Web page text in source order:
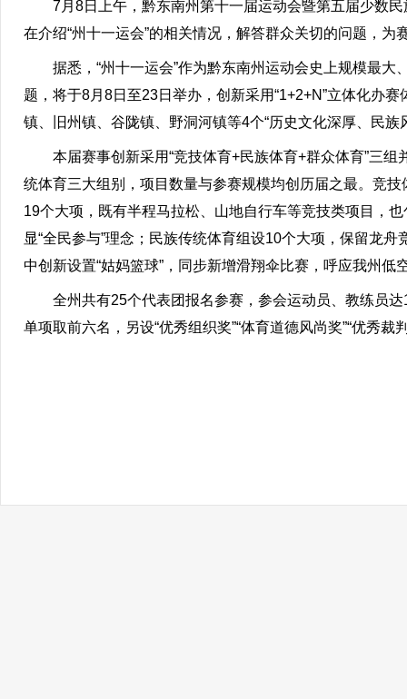
7月8日上午，黔东南州第十一届运动会暨第五届少数
在介绍“州十一运会”的相关情况，解答群众关切的问题，为
据悉，“州十一运会”作为黔东南州运动会史上规模最
题，将于8月8日至23日举办，创新采用“1+2+N”立体化办
镇、旧州镇、谷陇镇、野洞河镇等4个“历史文化深厚、民
本届赛事创新采用“竞技体育+民族体育+群众体育”三
统体育三大组别，项目数量与参赛规模均创历届之最。竞
19个大项，既有半程马拉松、山地自行车等竞技类项目，
显“全民参与”理念；民族传统体育组设10个大项，保留龙
中创新设置“姑妈篮球”，同步新增滑翔伞比赛，呼应我州低
全州共有25个代表团报名参赛，参会运动员、教练员
单项取前六名，另设“优秀组织奖”“体育道德风尚奖”“优秀裁